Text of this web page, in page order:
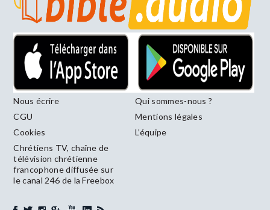
Nous écrire
Qui sommes-nous ?
CGU
Mentions légales
Cookies
L’équipe
Chrétiens TV, chaîne de
télévision chrétienne
francophone diffusée sur
le canal 246 de la Freebox